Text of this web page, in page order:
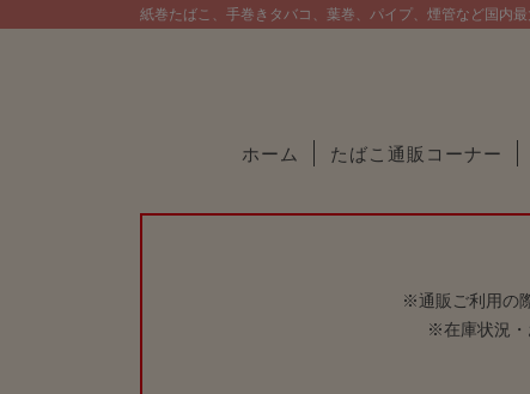
紙巻たばこ、手巻きタバコ、葉巻、パイプ、煙管など国内
ホーム たばこ通販コーナー
※通販ご利用の
※在庫状況・